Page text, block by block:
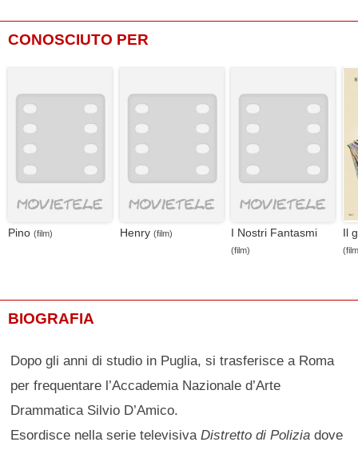
CONOSCIUTO PER
Pino (film) Henry (film) I Nostri Fantasmi
(film)
Il
BIOGRAFIA
Dopo gli anni di studio in Puglia, si trasferisce a Roma
per frequentare l’Accademia Nazionale d’Arte
Drammatica Silvio D’Amico.
Esordisce nella serie televisivaDistretto di Polizia dove